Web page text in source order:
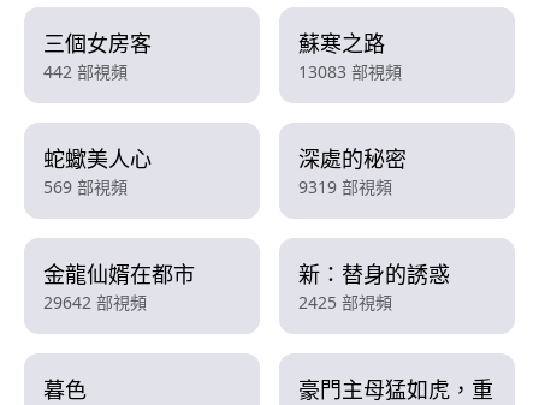
三個女房客
442 部視頻
蘇寒之路
13083 部視頻
蛇蠍美人心
569 部視頻
深處的秘密
9319 部視頻
金龍仙婿在都市
29642 部視頻
新：替身的誘惑
2425 部視頻
暮色
豪門主母猛如虎，重